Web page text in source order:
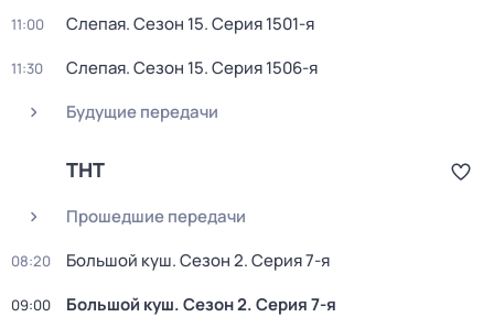
11:00 Слепая. Сезон 15. Серия 1501-я
11:30 Слепая. Сезон 15. Серия 1506-я
Будущие передачи
ТНТ
Прошедшие передачи
08:20 Большой куш. Сезон 2. Серия 7-я
09:00 Большой куш. Сезон 2. Серия 7-я